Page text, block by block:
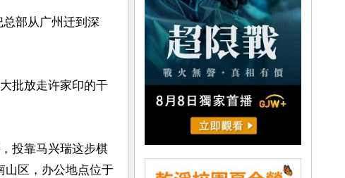
部从广州迁到深
批放走许家印的干
投靠马兴瑞这步棋
山区，办公地点位于